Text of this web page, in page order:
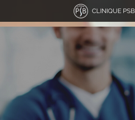
CLINIQUE PSB